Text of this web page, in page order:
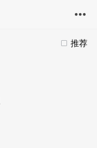
推荐